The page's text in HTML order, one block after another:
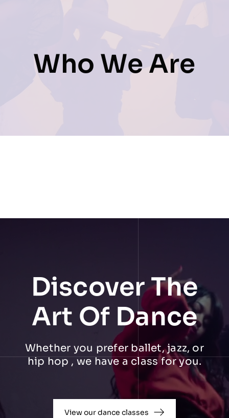
Artistes
Formation
Who We Are
Discover The
Art Of Dance
Whether you prefer ballet, jazz, or
hip hop , we have a class for you.
View our dance classes